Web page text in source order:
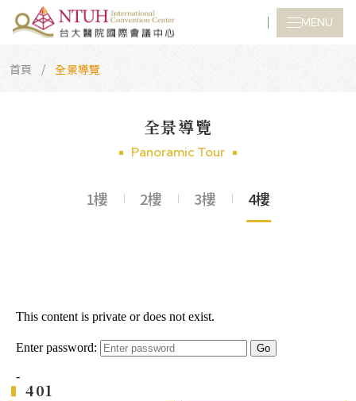
MENU
CLOSE
首頁 全景導覽
全景導覽
Panoramic Tour
1樓 2樓 3樓 4樓
401